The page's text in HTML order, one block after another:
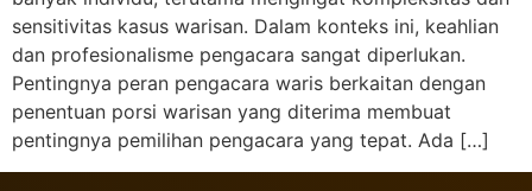
sensitivitas kasus warisan. Dalam konteks ini, keahlian
dan profesionalisme pengacara sangat diperlukan.
Pentingnya peran pengacara waris berkaitan dengan
penentuan porsi warisan yang diterima membuat
pentingnya pemilihan pengacara yang tepat. Ada […]